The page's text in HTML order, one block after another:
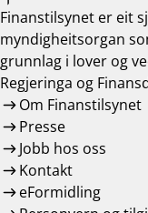
Finanstilsynet er eit
myndigheitsorgan
grunnlag i lover og
Regjeringa og
Om Finanstilsynet
Presse
Jobb hos oss
Kontakt
eFormidling